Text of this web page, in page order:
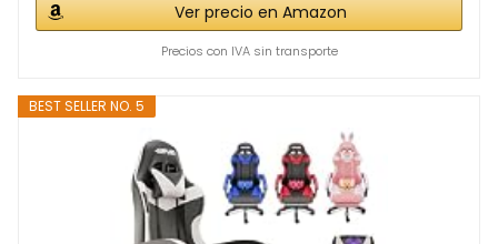
Ver precio en Amazon
Precios con IVA sin transporte
BEST SELLER NO. 5